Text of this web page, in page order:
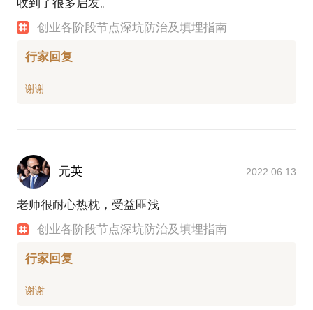
2018年此公司销售额2000万元左右，2021年上升到1
亿元左右，3年上升5倍。
2020年开始做天使投资。
收到了很多启发。
创业各阶段节点深坑防治及填埋指南
行家回复
元英 2022.06.13
老师很耐心热枕，受益匪浅
创业各阶段节点深坑防治及填埋指南
行家回复